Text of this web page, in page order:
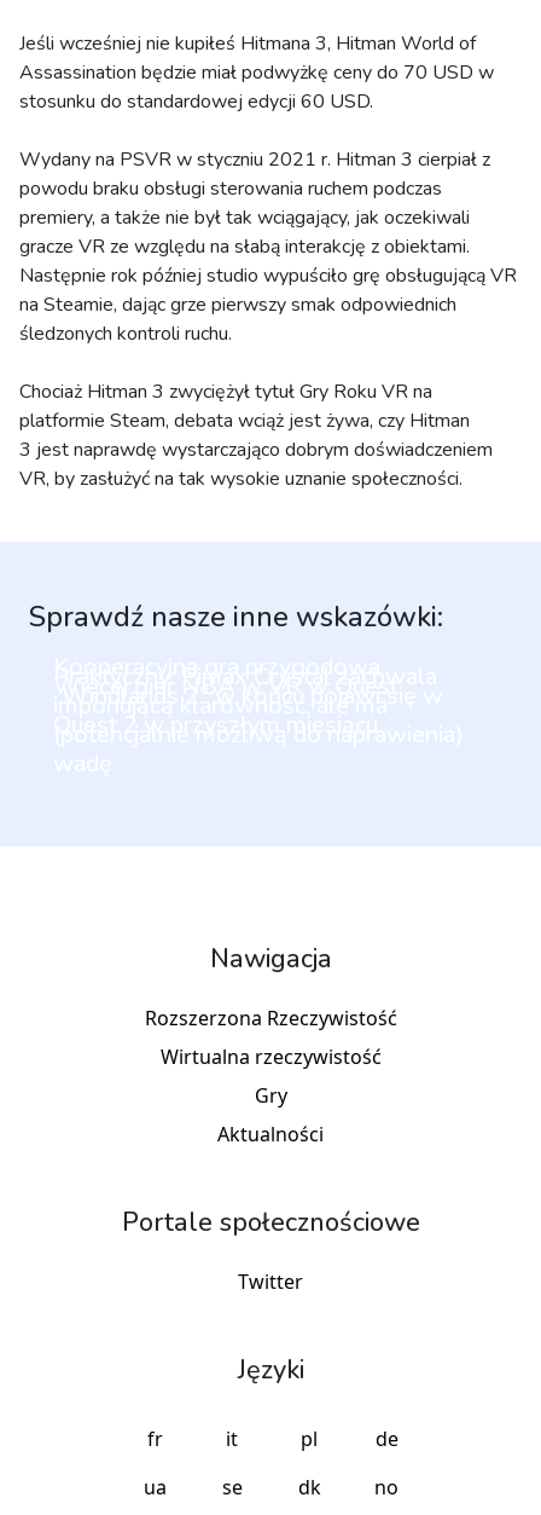
Jeśli wcześniej nie kupiłeś Hitmana 3, Hitman World of
Assassination będzie miał podwyżkę ceny do 70 USD w
stosunku do standardowej edycji 60 USD.
Wydany na PSVR w styczniu 2021 r. Hitman 3 cierpiał z
powodu braku obsługi sterowania ruchem podczas
premiery, a także nie był tak wciągający, jak oczekiwali
gracze VR ze względu na słabą interakcję z obiektami.
Następnie rok później studio wypuściło grę obsługującą VR
na Steamie, dając grze pierwszy smak odpowiednich
śledzonych kontroli ruchu.
Chociaż Hitman 3 zwyciężył tytuł Gry Roku VR na
platformie Steam, debata wciąż jest żywa, czy Hitman
3 jest naprawdę wystarczająco dobrym doświadczeniem
VR, by zasłużyć na tak wysokie uznanie społeczności.
Sprawdź nasze inne wskazówki:
Nawigacja
Rozszerzona Rzeczywistość
Wirtualna rzeczywistość
Gry
Aktualności
Portale społecznościowe
Twitter
Języki
fr it pl
de
ua
se dk no